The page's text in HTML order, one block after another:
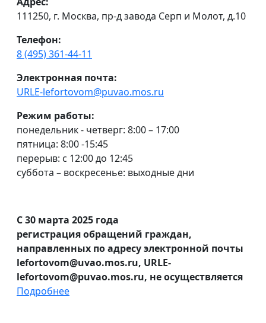
111250, г. Москва, пр-д завода Серп и Молот, д.10
Телефон:
8 (495) 361-44-11
Электронная почта:
URLE-lefortovom@puvao.mos.ru
Режим работы:
понедельник - четверг: 8:00 – 17:00
пятница: 8:00 -15:45
перерыв: с 12:00 до 12:45
суббота – воскресенье: выходные дни
С 30 марта 2025 года
регистрация обращений граждан,
направленных по адресу электронной почты
lefortovom@uvao.mos.ru, URLE-
lefortovom@puvao.mos.ru, не осуществляется
Подробнее